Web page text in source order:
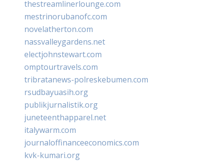
thestreamlinerlounge.com
mestrinorubanofc.com
novelatherton.com
nassvalleygardens.net
electjohnstewart.com
omptourtravels.com
tribratanews-polreskebumen.com
rsudbayuasih.org
publikjurnalistik.org
juneteenthapparel.net
italywarm.com
journaloffinanceeconomics.com
kvk-kumari.org